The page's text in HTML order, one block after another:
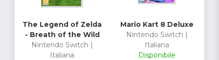
The Legend of Zelda
- Breath of the Wild
Nintendo Switch |
Italiana
Mario Kart 8 Deluxe
Nintendo Switch |
Italiana
Disponibile